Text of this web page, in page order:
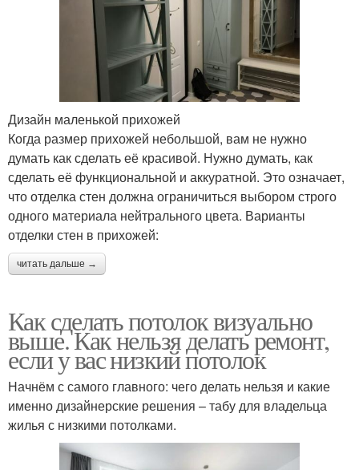
Дизайн маленькой прихожей
Когда размер прихожей небольшой, вам не нужно
думать как сделать её красивой. Нужно думать, как
сделать её функциональной и аккуратной. Это означает,
что отделка стен должна ограничиться выбором строго
одного материала нейтрального цвета. Варианты
отделки стен в прихожей:
читать дальше →
Как сделать потолок визуально
выше. Как нельзя делать ремонт,
если у вас низкий потолок
Начнём с самого главного: чего делать нельзя и какие
именно дизайнерские решения – табу для владельца
жилья с низкими потолками.